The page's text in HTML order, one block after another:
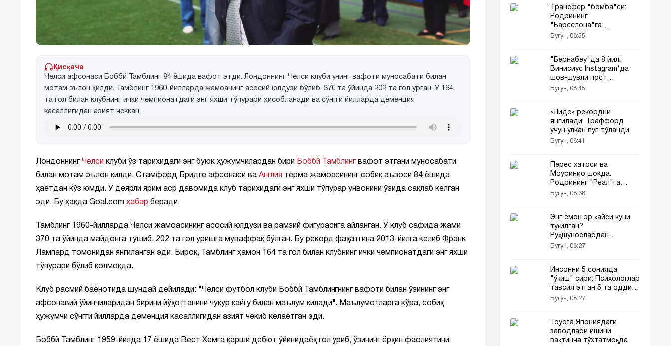
Қисқача
Челси афсонаси Боббй Тамблинг 84 ёшида вафот этди. Лондоннинг Челси клуби унинг вафоти муносабати билан
мотам эълон қилди. Тамблинг 1960-йилларда жамоанинг асосий юлдузи бўлиб, 370 та ўйинда 202 та гол урган. У 164
та гол билан клубнинг ички чемпионатдаги энг яхши тўпурари ҳисобланади ва сўнгги йилларда деменция
касаллигидан азият чеккан.
Лондоннинг Челси клуби ўз тарихидаги энг буюк ҳужумчилардан бири Боббй Тамблингвафот этгани муносабати
билан мотам эълон қилди. Стамфорд Бридге афсонаси ва Англия терма жамоасининг собиқ аъзоси 84 ёшида
ҳаётдан кўз юмди. У деярли ярим аср давомида клуб тарихидаги энг яхши тўпурар унвонини ўзида сақлаб келган
эди. Бу ҳақда Goal.com хабар беради.
Тамблинг 1960-йилларда Челси жамоасининг асосий юлдузи ва рамзий фигурасига айланган. У клуб сафида жами
370 та ўйинда майдонга тушиб, 202 та гол уришга муваффақ бўлган. Бу рекорд фақатгина 2013-йилга келиб Франк
Лампард томонидан янгиланган эди. Бироқ, Тамблинг ҳамон 164 та гол билан клубнинг ички чемпионатдаги энг яхши
тўпурари бўлиб қолмоқда.
Клуб расмий баёнотида шундай дейилади: "Челси футбол клуби Боббй Тамблингнинг вафоти билан ўзининг энг
афсонавий ўйинчиларидан бирини йўқотганини чуқур қайғу билан маълум қилади". Маълумотларга кўра, собиқ
ҳужумчи сўнгги йилларда деменция касаллигидан азият чекиб келаётган эди.
Боббй Тамблинг 1959-йилда 17 ёшида Вест Хемга қарши дебют ўйинидаёқ гол уриб, ўзининг ёрқин фаолиятини
Трансфер "бомба"си:
Родрининг
"Барселона"га
трансфери
Бугун, 08:55
"Бернабеу"да 8 йил:
Винисиус Instagram'да
шов-шувли пост
қолдирди...
Бугун, 08:45
«Лидс» рекордни
янгилади: Траффорд
учун улкан пул тўланди
Бугун, 08:41
Перес хатоси ва
Моуринио шокда:
Родрининг "Реал"га
ўтиши нега барбод
Бугун, 08:38
Энг ёмон эр қайси куни
туғилган?
Руҳшунослардан
"антиқа" антирейтинг!
Бугун, 08:27
Инсонни 5 сонияда
"ўқиш" сири: Психологлар
тавсия этган 5 та оддий
усул
Бугун, 08:27
Toyota Япониядаги
заводлари ишини
вақтинча тўхтатмоқда